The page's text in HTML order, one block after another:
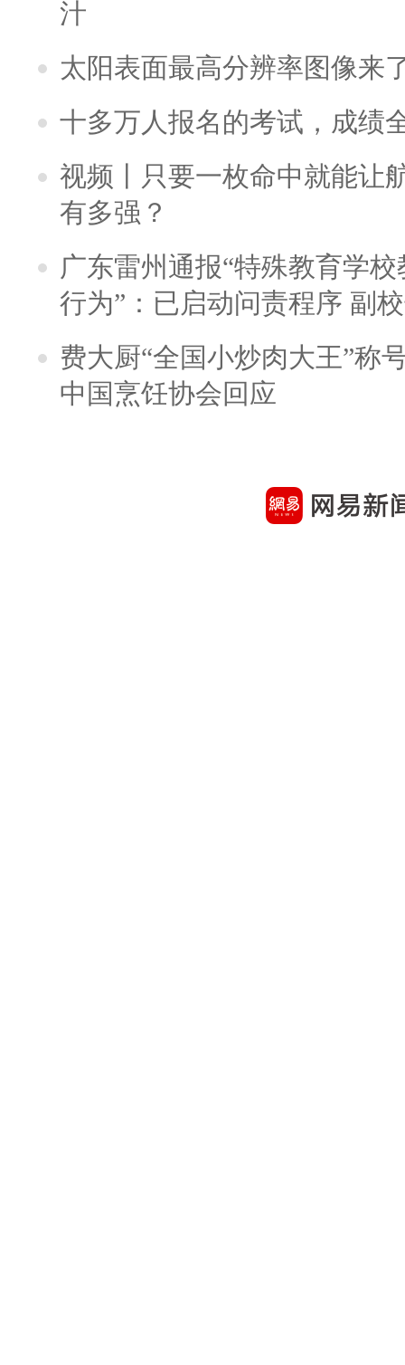
汁
太阳表面最高分辨率图像来
十多万人报名的考试，成绩
视频丨只要一枚命中就能让
有多强？
广东雷州通报“特殊教育学
行为”：已启动问责程序 副
费大厨“全国小炒肉大王”称
中国烹饪协会回应